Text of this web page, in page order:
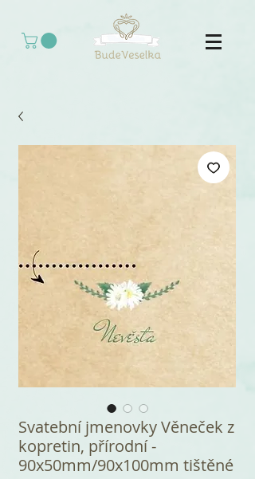
Svatební jmenovky Věneček z
kopretin, přírodní -
90x50mm/90x100mm tištěné